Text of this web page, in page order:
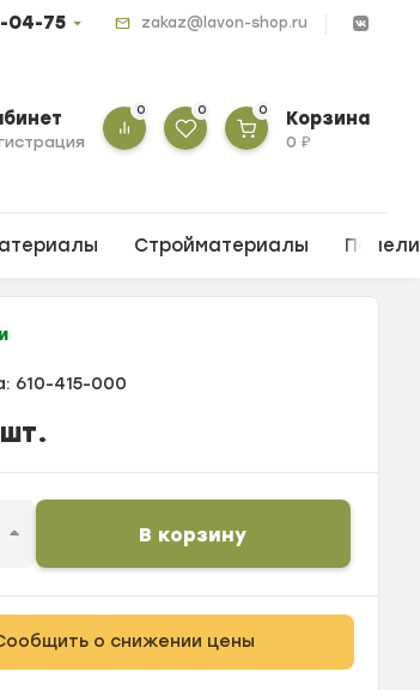
04-75 zakaz@lavon-shop.ru
0 0 0 Корзина
0₽
Стройматериалы
610-415-000
В корзину
о снижении цены